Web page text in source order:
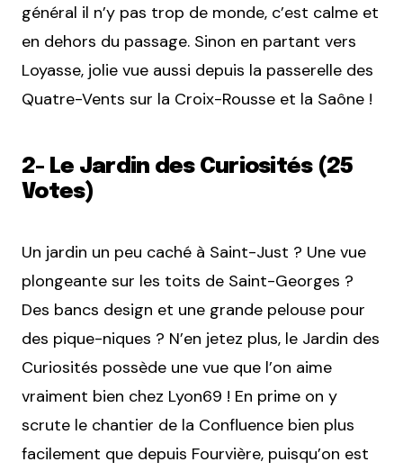
général il n’y pas trop de monde, c’est calme et
en dehors du passage. Sinon en partant vers
Loyasse, jolie vue aussi depuis la passerelle des
Quatre-Vents sur la Croix-Rousse et la Saône !
2- Le Jardin des Curiosités (25
Votes)
Un jardin un peu caché à Saint-Just ? Une vue
plongeante sur les toits de Saint-Georges ?
Des bancs design et une grande pelouse pour
des pique-niques ? N’en jetez plus, le Jardin des
Curiosités possède une vue que l’on aime
vraiment bien chez Lyon69 ! En prime on y
scrute le chantier de la Confluence bien plus
facilement que depuis Fourvière, puisqu’on est